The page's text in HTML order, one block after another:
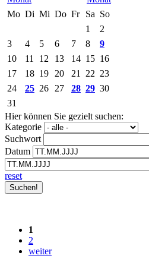
Mo Di Mi Do Fr Sa So
1
2
3
4 5 6 7 8
9
10
11 12 13 14 15 16
17
18 19 20 21 22 23
24
25 26 27 28 29 30
31
Hier können Sie gezielt suchen:
Kategorie
Suchwort
Datum
reset
1
2
weiter